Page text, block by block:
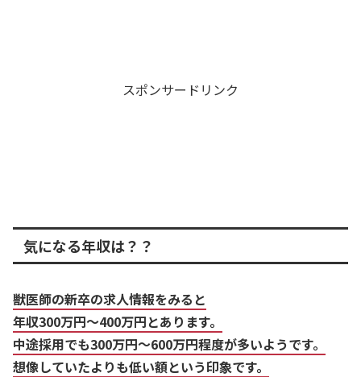
スポンサードリンク
気になる年収は？？
獣医師の新卒の求人情報をみると
年収300万円～400万円とあります。
中途採用でも300万円～600万円程度が多いようです。
想像していたよりも低い額という印象です。